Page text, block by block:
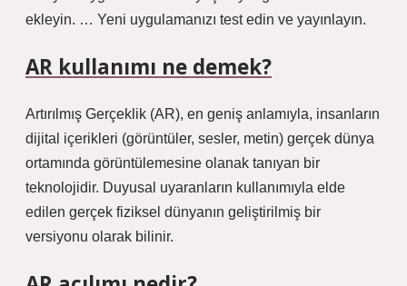
ekleyin. … Yeni uygulamanızı test edin ve yayınlayın.
AR kullanımı ne demek?
Artırılmış Gerçeklik (AR), en geniş anlamıyla, insanların
dijital içerikleri (görüntüler, sesler, metin) gerçek dünya
ortamında görüntülemesine olanak tanıyan bir
teknolojidir. Duyusal uyaranların kullanımıyla elde
edilen gerçek fiziksel dünyanın geliştirilmiş bir
versiyonu olarak bilinir.